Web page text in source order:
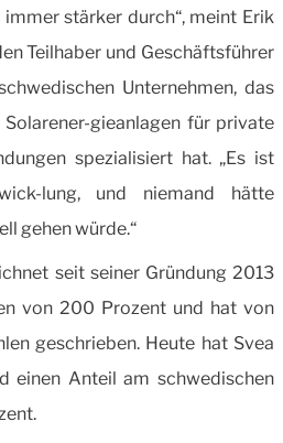
stärker durch“, meint Erik
Teilhaber und Geschäftsführer
Unternehmen, das
gieanlagen für private
spezialisiert hat. „Es ist
lung, und niemand hätte
gehen würde.“
seit seiner Gründung 2013
von 200 Prozent und hat von
geschrieben. Heu­te hat Svea
einen Anteil am schwedischen